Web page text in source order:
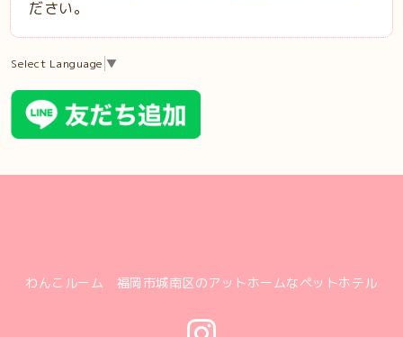
ださい。
Select Language ▼
わんこルーム 福岡市城南区のアットホームなペットホテル